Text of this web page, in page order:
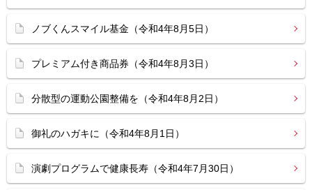
ノブくんスマイル基金（令和4年8月5日）
プレミアム付き商品券（令和4年8月3日）
分散型の運動公園整備を（令和4年8月2日）
御礼のハガキに（令和4年8月1日）
演劇プログラムで健康長寿（令和4年7月30日）